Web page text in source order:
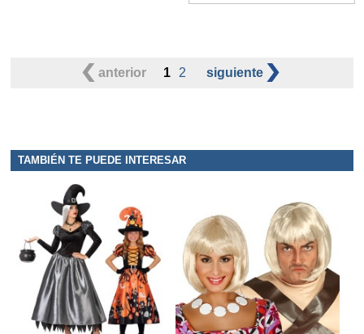
anterior 1 2 siguiente
TAMBIÉN TE PUEDE INTERESAR